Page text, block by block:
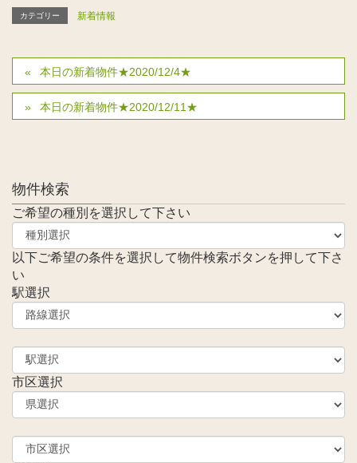
カテゴリー 新着情報
本日の新着物件★2020/12/4★
本日の新着物件★2020/12/11★
物件検索
ご希望の種別を選択して下さい
以下ご希望の条件を選択して物件検索ボタンを押して下さ
い
駅選択
市区選択